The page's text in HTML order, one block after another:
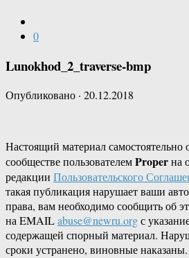
0
Lunokhod_2_traverse-bmp
Опубликовано · 20.12.2018
Настоящий материал
сообществе пользователемProperна
редакции Пользовательского
такая публикация нарушает ваши
права, вам необходимо сообщить об
на EMAILabuse@newru.orgс
содержащей спорный материал.
сроки устранено, виновные наказаны.